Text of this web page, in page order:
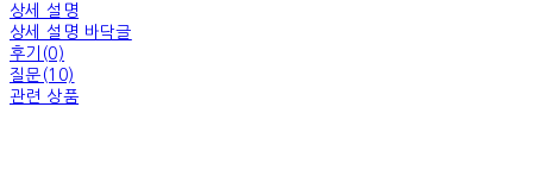
상세 설명
상세 설명 바닥글
후기(0)
질문(10)
관련 상품